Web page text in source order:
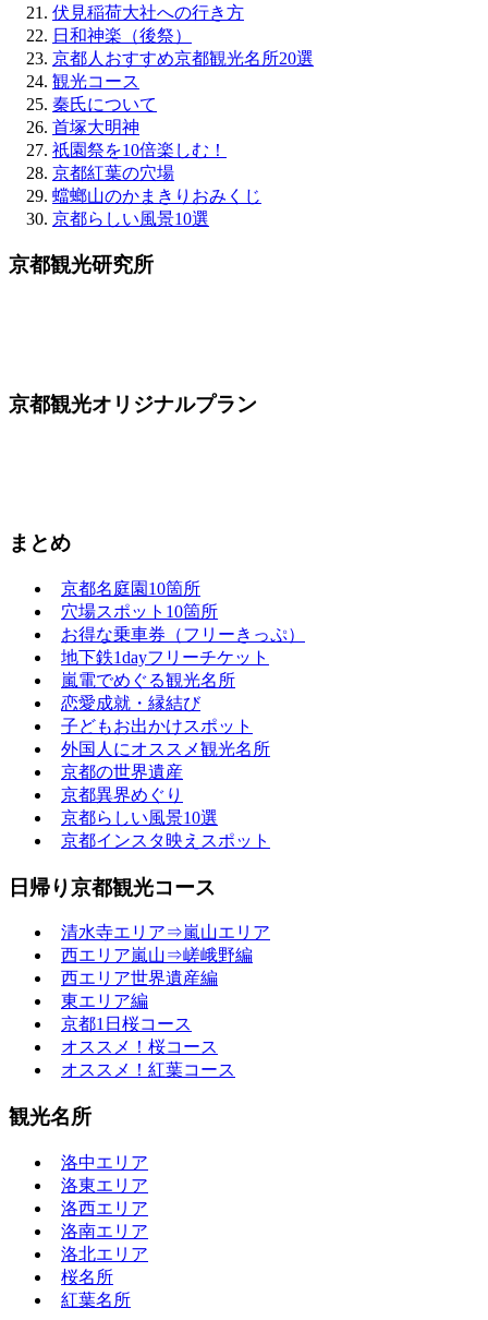
伏見稲荷大社への行き方
日和神楽（後祭）
京都人おすすめ京都観光名所20選
観光コース
秦氏について
首塚大明神
祇園祭を10倍楽しむ！
京都紅葉の穴場
蟷螂山のかまきりおみくじ
京都らしい風景10選
京都観光研究所
京都観光オリジナルプラン
まとめ
京都名庭園10箇所
穴場スポット10箇所
お得な乗車券（フリーきっぷ）
地下鉄1dayフリーチケット
嵐電でめぐる観光名所
恋愛成就・縁結び
子どもお出かけスポット
外国人にオススメ観光名所
京都の世界遺産
京都異界めぐり
京都らしい風景10選
京都インスタ映えスポット
日帰り京都観光コース
清水寺エリア⇒嵐山エリア
西エリア嵐山⇒嵯峨野編
西エリア世界遺産編
東エリア編
京都1日桜コース
オススメ！桜コース
オススメ！紅葉コース
観光名所
洛中エリア
洛東エリア
洛西エリア
洛南エリア
洛北エリア
桜名所
紅葉名所